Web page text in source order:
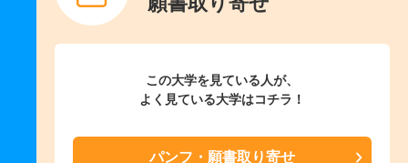
この大学を見ている人が、
よく見ている大学はコチラ！
パンフ・願書取り寄せ